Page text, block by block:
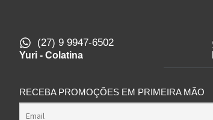
(27) 9 9947-6502
Yuri - Colatina
RECEBA PROMOÇÕES EM PRIMEIRA MÃO